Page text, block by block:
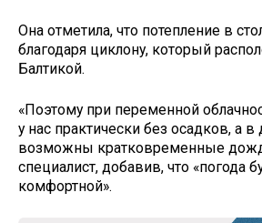
Она отметила, что потепление в
благодаря циклону, который
Балтикой.
«Поэтому при переменной
у нас практически без осадков, а
возможны кратковременные
специалист, добавив, что «погода
комфортной».